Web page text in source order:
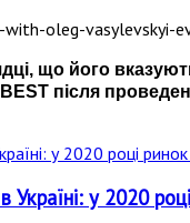
що його
після
у 2020